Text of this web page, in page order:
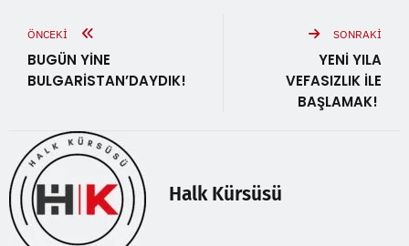
ÖNCEKI
BUGÜN YİNE
BULGARİSTAN’DAYDIK!
SONRAKI
YENİ YILA
VEFASIZLIK İLE
BAŞLAMAK!
Halk Kürsüsü